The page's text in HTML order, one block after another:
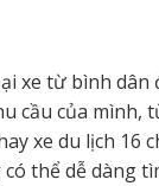
xe từ bình dân
cầu của mình,
xe du lịch 16
thể dễ dàng